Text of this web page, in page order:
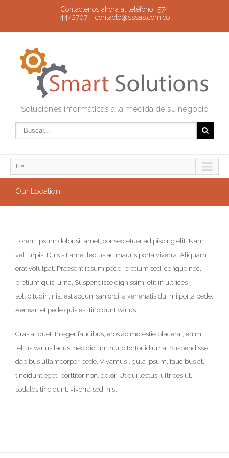
Contáctenos ahora al teléfono +574
4442707
contacto@sssas.com.co
Soluciones informáticas a la médida de su negocio
Ir a...
Our Location
Lorem ipsum dolor sit amet, consectetuer adipiscing elit. Nam
vel turpis. Duis sit amet lectus ac mauris porta viverra. Aliquam
erat volutpat. Praesent ipsum pede, pretium sed, congue nec,
pretium quis, urna. Suspendisse dignissim, elit in ultrices
sollicitudin, nisl est accumsan orci, a venenatis dui mi porta pede.
Aenean et pede quis est tincidunt varius.
Cras aliquet. Integer faucibus, eros ac molestie placerat, enim
tellus varius lacus, nec dictum nunc tortor id urna. Suspendisse
dapibus ullamcorper pede. Vivamus ligula ipsum, faucibus at,
tincidunt eget, porttitor non, dolor. Ut dui lectus, ultrices ut,
sodales tincidunt, viverra sed, nisl.